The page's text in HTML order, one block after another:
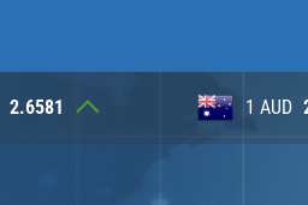
2.6230 100